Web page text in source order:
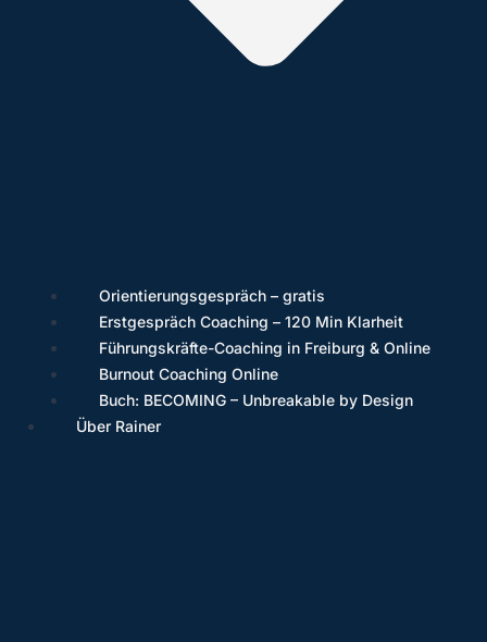
Orientierungsgespräch – gratis
Erstgespräch Coaching – 120 Min Klarheit
Führungskräfte-Coaching in Freiburg & Online
Burnout Coaching Online
Buch: BECOMING – Unbreakable by Design
Über Rainer